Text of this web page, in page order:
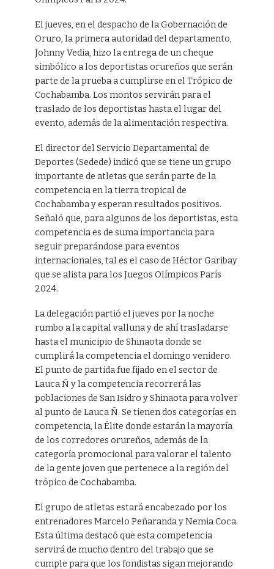
El jueves, en el despacho de la Gobernación de
Oruro, la primera autoridad del departamento,
Johnny Vedia, hizo la entrega de un cheque
simbólico a los deportistas orureños que serán
parte de la prueba a cumplirse en el Trópico de
Cochabamba. Los montos servirán para el
traslado de los deportistas hasta el lugar del
evento, además de la alimentación respectiva.
El director del Servicio Departamental de
Deportes (Sedede) indicó que se tiene un grupo
importante de atletas que serán parte de la
competencia en la tierra tropical de
Cochabamba y esperan resultados positivos.
Señaló que, para algunos de los deportistas, esta
competencia es de suma importancia para
seguir preparándose para eventos
internacionales, tal es el caso de Héctor Garibay
que se alista para los Juegos Olímpicos París
2024.
La delegación partió el jueves por la noche
rumbo a la capital valluna y de ahí trasladarse
hasta el municipio de Shinaota donde se
cumplirá la competencia el domingo venidero.
El punto de partida fue fijado en el sector de
Lauca Ñ y la competencia recorrerá las
poblaciones de San Isidro y Shinaota para volver
al punto de Lauca Ñ. Se tienen dos categorías en
competencia, la Élite donde estarán la mayoría
de los corredores orureños, además de la
categoría promocional para valorar el talento
de la gente joven que pertenece a la región del
trópico de Cochabamba.
El grupo de atletas estará encabezado por los
entrenadores Marcelo Peñaranda y Nemia Coca.
Esta última destacó que esta competencia
servirá de mucho dentro del trabajo que se
cumple para que los fondistas sigan mejorando